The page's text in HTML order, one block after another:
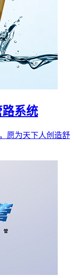
系统
愿为天下人创造舒